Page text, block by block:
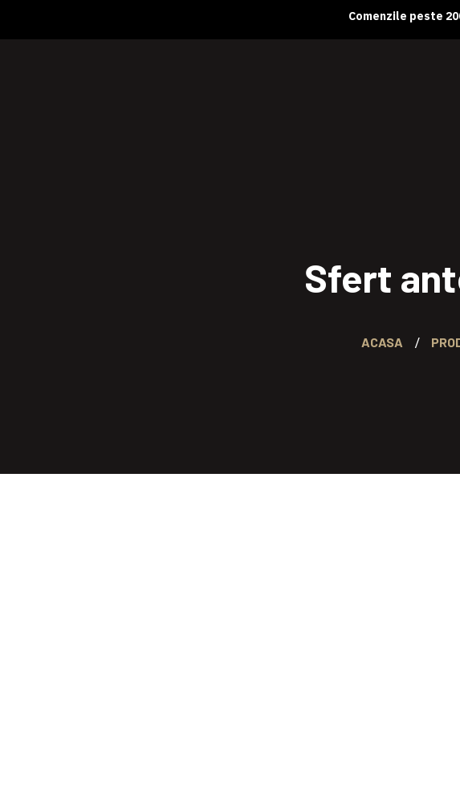
Comenzile peste
Sfert
ACASA